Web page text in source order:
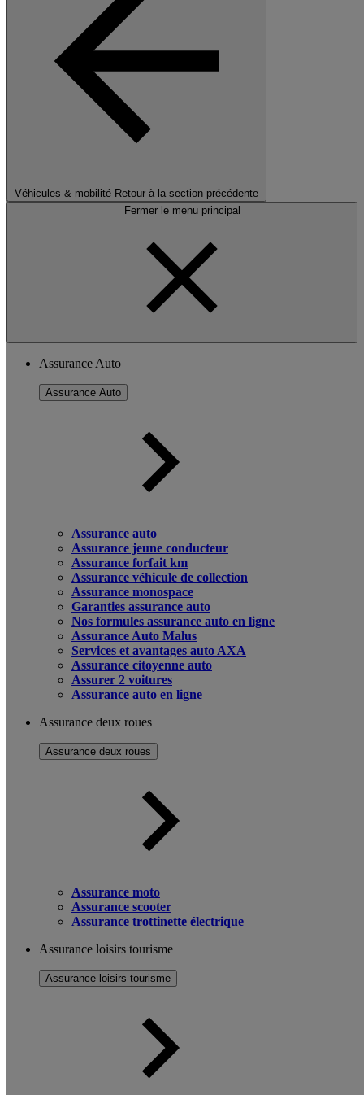
Véhicules & mobilité Retour à la section précédente
Fermer le menu principal
Assurance Auto
Assurance Auto
Assurance auto
Assurance jeune conducteur
Assurance forfait km
Assurance véhicule de collection
Assurance monospace
Garanties assurance auto
Nos formules assurance auto en ligne
Assurance Auto Malus
Services et avantages auto AXA
Assurance citoyenne auto
Assurer 2 voitures
Assurance auto en ligne
Assurance deux roues
Assurance deux roues
Assurance moto
Assurance scooter
Assurance trottinette électrique
Assurance loisirs tourisme
Assurance loisirs tourisme